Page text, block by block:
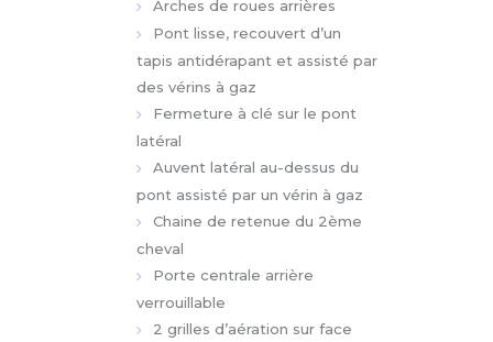
tapis antidérapant et assisté par
des vérins à gaz
Fermeture à clé sur le pont
Auvent latéral au-dessus du
Chaine de retenue du 2ème
Porte centrale arrière
2 grilles d’aération sur face